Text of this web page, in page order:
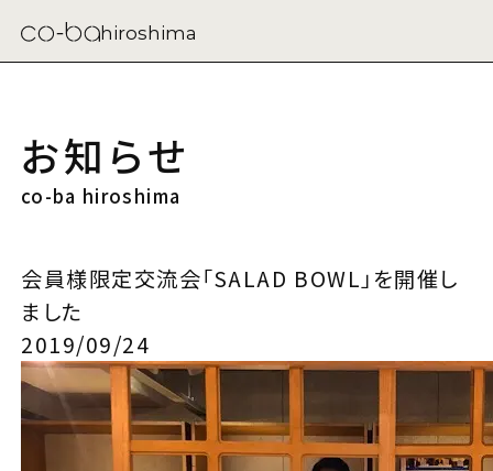
hiroshima
お知らせ
co-ba hiroshima
会員様限定交流会「SALAD BOWL」を開催し
ました
2019/09/24